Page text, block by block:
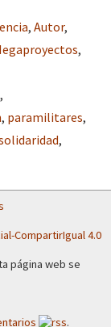
, Autor,
,
,
, paramilitares,
,
CompartirIgual 4.0
página web se
.